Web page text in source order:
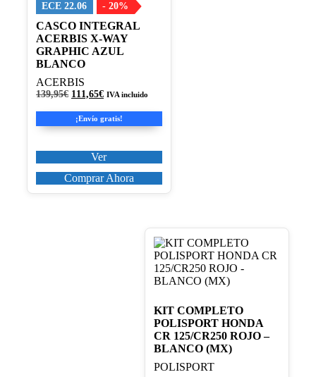
ECE 22.06 - 20%
CASCO INTEGRAL
ACERBIS X-WAY
GRAPHIC AZUL
BLANCO
ACERBIS
139,95€ El
original
era:
111,65€El
actual
es:
IVA incluido
¡Envío gratis!
Ver
opciones
se
pueden
elegir
en
la
página
de
Comprar Ahora
KIT COMPLETO
POLISPORT HONDA
CR 125/CR250 ROJO –
BLANCO (MX)
POLISPORT